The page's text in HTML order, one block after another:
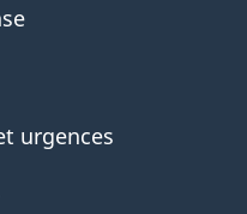
urgences